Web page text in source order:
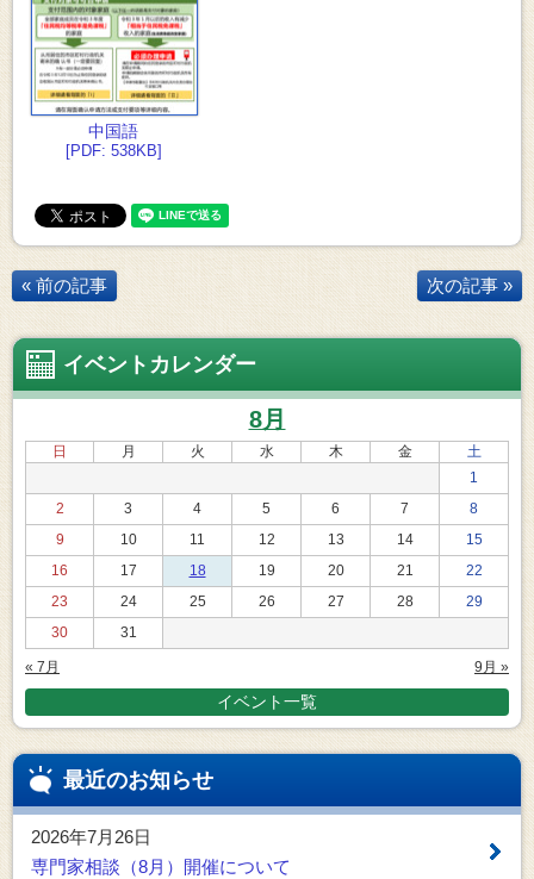
中国語
[PDF: 538KB]
« 前の記事 次の記事 »
イベントカレンダー
8月
日 月 火 水 木 金
土
1
2
3 4 5 6 7
8
9
10 11 12 13 14
15
16
17 18 19 20 21
22
23
24 25 26 27 28
29
30
31
« 7月 9月 »
イベント一覧
最近のお知らせ
2026年7月26日
専門家相談（8月）開催について